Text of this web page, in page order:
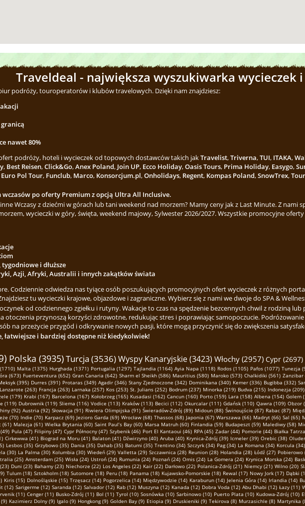
Traveldeal - największa wyszukiwarka wycieczek
podróży, touroperatorów i klubów travelowych. Dzięki nam znajdziesz:
nawet 80%
podróży, hoteli i wycieczek od topowych dostawców takich jakTravelist,Triverna,TUI, ITAKA,
, Best Reisen,Click&Go,Anex Poland, Join UP, Ecco Holiday,Oasis Tours, Prima Holiday, Easygo,
Euro Pol Tour, Funclub, Marco, Konsorcjum.pl,Onholidays, Regent, Kompas Poland,SnowTrex,
po oferty Premium z opcją Ultra All Inclusive.
Wczasy z dziećmi w górach lub tani weekend nad morzem? Mamy ceny jak z Last Minute. Z nami
wycieczki w góry, święta, weekend majowy, Sylwester 2026/2027. Wszystkie promocyjne
i dłuższe
Azji, Afryki, Australii i innych zakątków świata
Codziennie odwiedza nas tyiące osób poszukujących promocyjnych ofert wycieczek z różnych
tu wycieczki krajowe, objazdowe i zagraniczne. Wybierz się z nami we dwoje do SPA &
od codziennego zgiełku i rutyny. Wakacje to czas na spędzenie bezcennych chwil z rodziną
otoczenia przynoszą korzyści zdrowotne, redukując stres i poprawiając samopoczucie.
na przeżycie przygód i odkrywanie nowych pasji, które mogą przyczynić się do zwiększenia
łatwiejsze i bardziej dostępne niż kiedykolwiek!
Polska (3935)Turcja (3536)Wyspy Kanaryjskie (3423) Włochy (2957) Cypr (2697)
Malta (1375) Hurghada (1371) Portugalia (1297) Tajlandia (1164) Ayia Napa (1118) Rodos (1105) Pafos (1077) Tunezja
(673) Fuerteventura (652) Gran Canaria (642) Sharm el Sheikh (586) Mauritius (580) Maroko (573) Chalkidiki (561) Zanzibar
(395) Durres (391) Protaras (349) Agadir (346) Stany Zjednoczone (342) Dominikana (340) Kemer (336) Bugibba (332)
Lanzarote (263) Francja (263) Larnaka (257) Kos (253) St. Julians (252) Bodrum (237) Minorka (219) Budva (215) Indonezja (209)
(179) Krabi (167) Barcelona (167) Kołobrzeg (165) Kusadasi (162) Cancun (160) Porto (159) Lara (158) Albena (154) Golem
(119) Dubrownik (119) Sliema (116) Vodice (113) Kraków (113) Becici (112) Okurcalar (111) Gdańsk (110) Qawra (109) Obzor
(92) Austria (92) Słowacja (91) Riwiera Olimpijska (91) Świeradów-Zdrój (89) Midoun (88) Świnoujście (87) Rabac (87)
(70) Indie (70) Karpacz (69) Jezioro Garda (69) Wrocław (68) Thassos (68) Japonia (67) Warszawa (66) Madryt (66) Sal (65)
(61) Malezja (61) Wielka Brytania (60) Saint Paul’s Bay (60) Marsa Matruh (60) Finlandia (59) Budapeszt (59) Malediwy (58)
Pula (47) Filipiny (47) Cypr Północny (47) Szybenik (46) Port El Kantaoui (46) RPA (45) Zadar (44) Pomorie (44) Białka
Cirkewwa (41) Biograd na Moru (41) Balaton (41) Dźwirzyno (40) Aruba (40) Krynica-Zdrój (39) Icmeler (39) Orebic (38)
Lesbos (35) Grzybowo (35) Dania (35) Dahab (35) Batumi (35) Trentino (34) Szczyrk (34) Pag (34) La Romana (34) Korcula (34)
(30) La Palma (30) Kolumbia (30) Wiedeń (29) Valletta (29) Szczawnica (28) Reunion (28) Holandia (28) Łódź (27) Pobierowo
(25) Amsterdam (25) Wisła (24) Ustroń (24) Rumunia (24) Poznań (24) Omis (24) La Gomera (24) Krynica Morska (24)
Duni (23) Bahamy (23) Niechorze (22) Los Angeles (22) Kair (22) Darłowo (22) Polanica-Zdrój (21) Niemcy (21) Wilno (20)
Tulum (18) Sztokholm (18) Sutomore (18) Peru (18) Panama (18) Kujawsko-Pomorskie (18) Rewal (17) Nowy Jork (17) Dąbki
Kiris (15) Dolnośląskie (15) Trzęsacz (14) Pogorzelica (14) Międzywodzie (14) Karaburun (14) Jelenia Góra (14) Irlandia (14)
(12) Sarigerme (12) Saranda (12) Salvador (12) Rab (12) Muszyna (12) Kanada (12) Dobra Voda (12) Abu Dhabi (12) Łazy (11)
(11) Cenger (11) Busko-Zdrój (11) Bol (11) Tyrol (10) Sosnówka (10) Sarbinowo (10) Puerto Plata (10) Kudowa-Zdrój (10)
Kazimierz Dolny (9) Igalo (9) Hongkong (9) Golden Bay (9) Etiopia (9) Druskieniki (9) Tekirova (8) Murzasichle (8) Martynika